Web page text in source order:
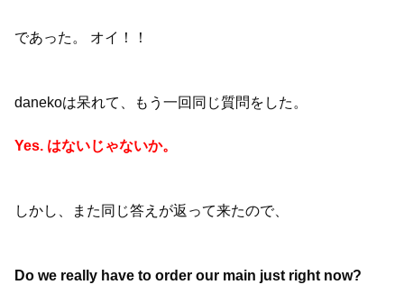
であった。 オイ！！
danekoは呆れて、もう一回同じ質問をした。
Yes. はないじゃないか。
しかし、また同じ答えが返って来たので、
Do we really have to order our main just right now?